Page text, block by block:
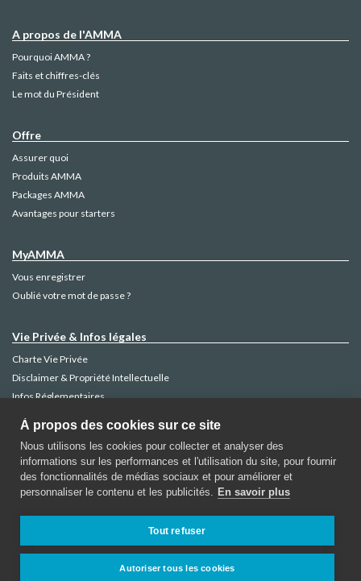
A propos de l'AMMA
Pourquoi AMMA ?
Faits et chiffres-clés
Le mot du Président
Offre
Assurer quoi
Produits AMMA
Packages AMMA
Avantages pour starters
MyAMMA
Vous enregistrer
Oublié votre mot de passe ?
Vie Privée & Infos légales
Charte Vie Privée
Disclaimer & Propriété Intellectuelle
Infos Réglementaires
Politique Cookies
AMMA Assurances
Rue de la Régence 52 -1000 Bruxelles
Contactez AMMA
À propos des cookies sur ce site
Nous utilisons les cookies pour collecter et analyser des
informations sur les performances et l'utilisation du site, pour fournir
des fonctionnalités de médias sociaux et pour améliorer et
personnaliser le contenu et les publicités. En savoir plus
Tout refuser
Autoriser tous les cookies